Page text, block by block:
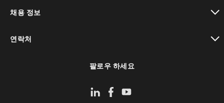
채용 정보
연락처
팔로우 하세요